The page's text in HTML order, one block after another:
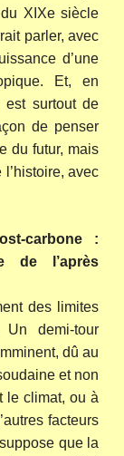
XIXe siècle
parler, avec
d’une
Et, en
est surtout de
de penser
du futur, mais
avec
carbone :
de l’après
des limites
Un demi-tour
dû au
et non
le climat, ou à
facteurs
que la